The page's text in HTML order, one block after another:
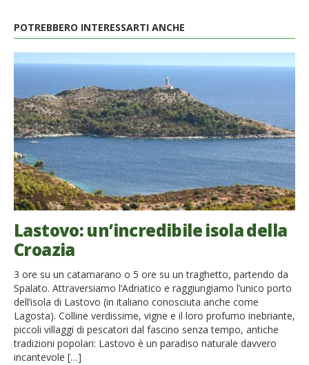
POTREBBERO INTERESSARTI ANCHE
Lastovo: un’incredibile isola della
Croazia
3 ore su un catamarano o 5 ore su un traghetto, partendo da
Spalato. Attraversiamo l’Adriatico e raggiungiamo l’unico porto
dell’isola di Lastovo (in italiano conosciuta anche come
Lagosta). Colline verdissime, vigne e il loro profumo inebriante,
piccoli villaggi di pescatori dal fascino senza tempo, antiche
tradizioni popolari: Lastovo è un paradiso naturale davvero
incantevole […]